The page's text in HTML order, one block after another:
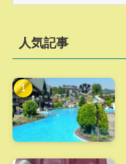
ー
人気記事